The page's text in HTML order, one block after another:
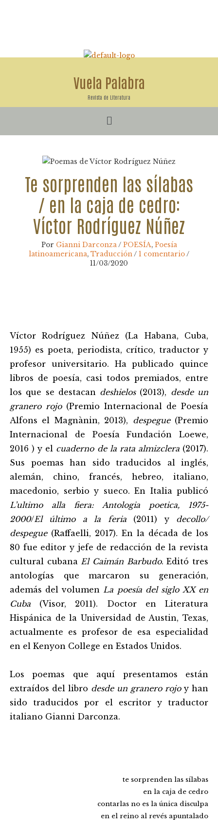
Vuela Palabra
Revista de Literatura
Menú
Te sorprenden las sílabas
/ en la caja de cedro:
Víctor Rodríguez Núñez
Por Gianni Darconza/ POESÍA, Poesía
latinoamericana, Traducción/ 1 comentario/
11/03/2020
Víctor Rodríguez Núñez (La Habana, Cuba,
1955) es poeta, periodista, crítico, traductor y
profesor universitario. Ha publicado quince
libros de poesía, casi todos premiados, entre
los que se destacan deshielos(2013), desde un
granero rojo(Premio Internacional de Poesía
Alfons el Magnànin, 2013), despegue(Premio
Internacional de Poesía Fundación Loewe,
2016 ) y el cuaderno de la rata almizclera(2017).
Sus poemas han sido traducidos al inglés,
alemán, chino, francés, hebreo, italiano,
macedonio, serbio y sueco. En Italia publicó
L’ultimo alla fiera: Antologia poetica, 1975-
2000/El último a la feria(2011) y decollo/
despegue (Raffaelli, 2017). En la década de los
80 fue editor y jefe de redacción de la revista
cultural cubana El Caimán Barbudo. Editó tres
antologías que marcaron su generación,
además del volumen La poesía del siglo XX en
Cuba (Visor, 2011). Doctor en Literatura
Hispánica de la Universidad de Austin, Texas,
actualmente es profesor de esa especialidad
en el Kenyon College en Estados Unidos.
Los poemas que aquí presentamos están
extraídos del libro desde un granero rojoy han
sido traducidos por el escritor y traductor
italiano Gianni Darconza.
te sorprenden las sílabas
en la caja de cedro
contarlas no es la única disculpa
en el reino al revés apuntalado